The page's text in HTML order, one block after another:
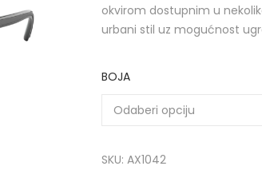
okvirom dostupnim u
urbani stil uz mogućnost
BOJA
SKU:AX1042